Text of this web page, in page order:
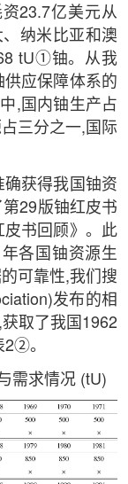
23.7亿美元从
纳米比亚和澳
tU①铀。从我
应保障体系的
,国内铀生产占
三分之一,国际
获得我国铀资
29版铀红皮书
书回顾》。此
各国铀资源生
可靠性,我们搜
发布的相
取了我国1962
2②。
需求情况 (tU)